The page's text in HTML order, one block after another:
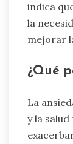
indica
la
mejorar
¿Qué
La
y la